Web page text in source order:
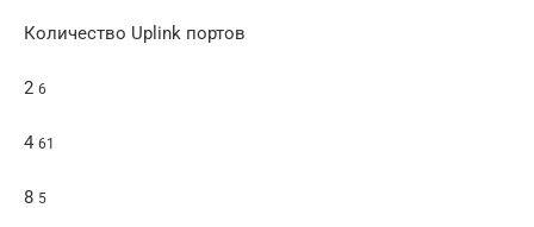
Количество Uplink портов
2 6
4 61
8 5